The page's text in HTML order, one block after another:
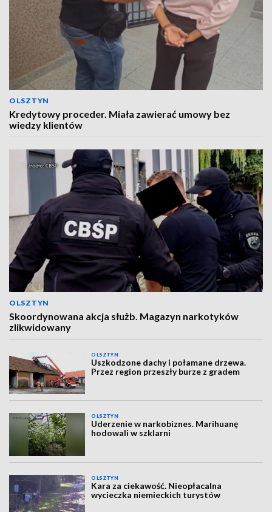
OLSZTYN
Kredytowy proceder. Miała zawierać umowy bez
wiedzy klientów
OLSZTYN
Skoordynowana akcja służb. Magazyn narkotyków
zlikwidowany
OLSZTYN
Uszkodzone dachy i połamane drzewa.
Przez region przeszły burze z gradem
OLSZTYN
Uderzenie w narkobiznes. Marihuanę
hodowali w szklarni
OLSZTYN
Kara za ciekawość. Nieopłacalna
wycieczka niemieckich turystów